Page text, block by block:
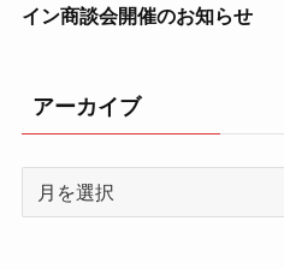
イン商談会開催のお知らせ
アーカイブ